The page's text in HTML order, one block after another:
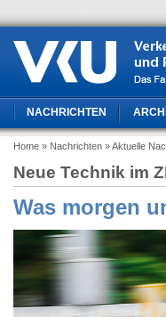
NACHRICHTEN
Home » Nachrichten » Aktuelle
Neue Technik im
Was morgen